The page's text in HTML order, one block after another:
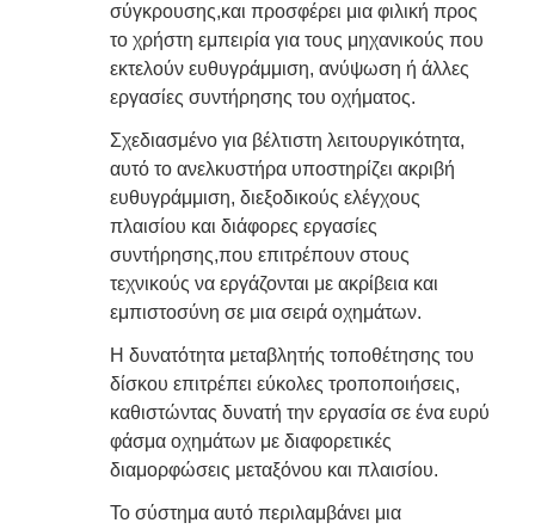
σύγκρουσης,και προσφέρει μια φιλική προς
το χρήστη εμπειρία για τους μηχανικούς που
εκτελούν ευθυγράμμιση, ανύψωση ή άλλες
εργασίες συντήρησης του οχήματος.
Σχεδιασμένο για βέλτιστη λειτουργικότητα,
αυτό το ανελκυστήρα υποστηρίζει ακριβή
ευθυγράμμιση, διεξοδικούς ελέγχους
πλαισίου και διάφορες εργασίες
συντήρησης,που επιτρέπουν στους
τεχνικούς να εργάζονται με ακρίβεια και
εμπιστοσύνη σε μια σειρά οχημάτων.
Η δυνατότητα μεταβλητής τοποθέτησης του
δίσκου επιτρέπει εύκολες τροποποιήσεις,
καθιστώντας δυνατή την εργασία σε ένα ευρύ
φάσμα οχημάτων με διαφορετικές
διαμορφώσεις μεταξόνου και πλαισίου.
Το σύστημα αυτό περιλαμβάνει μια